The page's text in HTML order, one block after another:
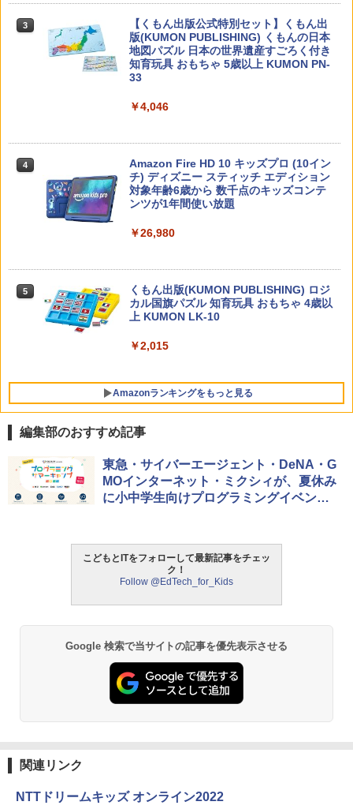
カウンセリングとは何か 変化するという
こと (講談社現代新書 2787)
￥1,540
￥1,870
ゼロからわかる！ みるみる図形に強く
￥1,430
3
【くもん出版公式特別セット】くもん出
版(KUMON PUBLISHING) くもんの日本
地図パズル 日本の世界遺産すごろく付き
知育玩具 おもちゃ 5歳以上 KUMON PN-
33
￥4,046
4
Amazon Fire HD 10 キッズプロ (10イン
チ) ディズニー スティッチ エディション
対象年齢6歳から 数千点のキッズコンテ
ンツが1年間使い放題
￥26,980
5
くもん出版(KUMON PUBLISHING) ロジ
カル国旗パズル 知育玩具 おもちゃ 4歳以
上 KUMON LK-10
￥2,015
Amazonランキングをもっと見る
1
タッチペンで音が聞ける!はじめてずかん
1000 英語つき ([バラエティ])
￥5,478
中学英語をもう一度ひとつひとつわかり
やすく。改訂版
仮面ライダー 改造人間 限定ケース版
￥4,290
4
つかめ！理科ダマン 12 最強ロボット決
戦！編
1
ThinkFun ボードゲーム 「ロボット・タ
ートルズ」 プログラミング的思考力を育
む 日本語説明書付 4歳～ 76431 誕生日
クリスマス
モルカ: 原子・分子に強くなるカードゲ
ーム
物理実験モデル楽器電磁気教材を教える
ダルトンボード/ゴルトンボード物理学、
4 エンジニアリングキット小さなカート -
編集部のおすすめ記事
東急・サイバーエージェント・DeNA・G
MOインターネット・ミクシィが、夏休み
に小中学生向けプログラミングイベント
こどもとITをフォローして最新記事をチェッ
ク！
Follow @EdTech_for_Kids
Google 検索で当サイトの記事を優先表示させる
関連リンク
NTTドリームキッズ オンライン2022